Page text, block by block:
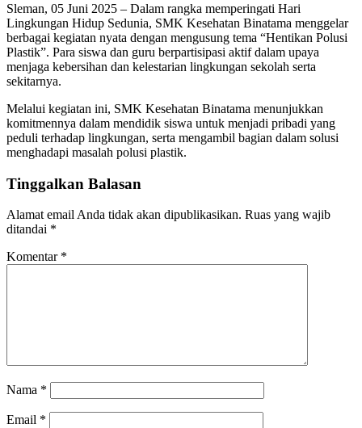
Sleman, 05 Juni 2025 – Dalam rangka memperingati Hari
Lingkungan Hidup Sedunia, SMK Kesehatan Binatama menggelar
berbagai kegiatan nyata dengan mengusung tema “Hentikan Polusi
Plastik”. Para siswa dan guru berpartisipasi aktif dalam upaya
menjaga kebersihan dan kelestarian lingkungan sekolah serta
sekitarnya.
Melalui kegiatan ini, SMK Kesehatan Binatama menunjukkan
komitmennya dalam mendidik siswa untuk menjadi pribadi yang
peduli terhadap lingkungan, serta mengambil bagian dalam solusi
menghadapi masalah polusi plastik.
Tinggalkan Balasan
Alamat email Anda tidak akan dipublikasikan. Ruas yang wajib
ditandai *
Komentar *
Nama *
Email *